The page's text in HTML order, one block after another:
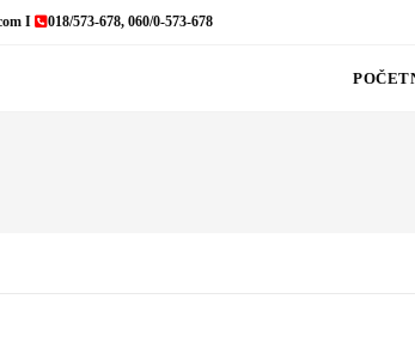
I 018/573-678, 060/0-573-678